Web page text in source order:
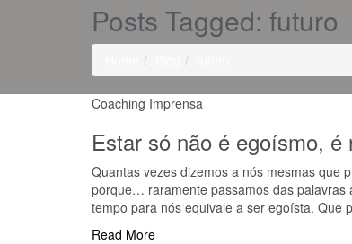
Posts Tagged: futuro
Coaching Imprensa
Estar só não é egoísmo, é
Quantas vezes dizemos a nós mesmas que
porque… raramente passamos das palavras
tempo para nós equivale a ser egoísta. Que
Read More